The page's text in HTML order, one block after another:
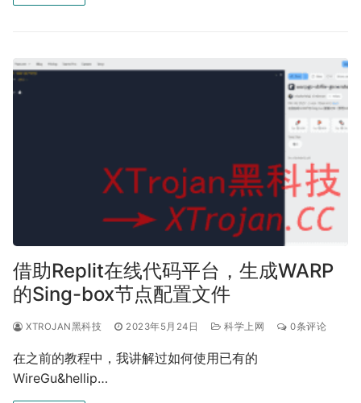
借助Replit在线代码平台，生成WARP
的Sing-box节点配置文件
XTROJAN黑科技 2023年5月24日 科学上网 0条评论
在之前的教程中，我讲解过如何使用已有的
WireGu&hellip…